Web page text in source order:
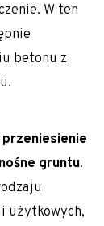
W ten
betonu z
przeniesienie
gruntu.
użytkowych,